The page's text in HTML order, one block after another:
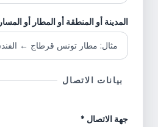
المدينة أو المنطقة أو المطار أو المسار
بيانات الاتصال
جهة الاتصال *